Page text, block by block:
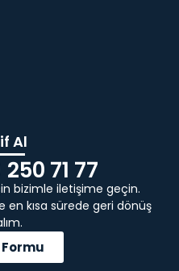
Al
71 77
bizimle iletişime geçin.
kısa sürede geri dönüş